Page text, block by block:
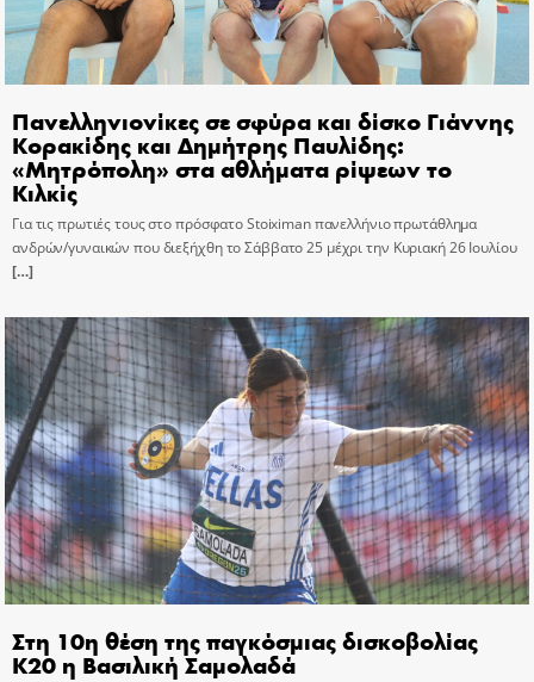
Πανελληνιονίκες σε σφύρα και δίσκο Γιάννης
Κορακίδης και Δημήτρης Παυλίδης:
«Μητρόπολη» στα αθλήματα ρίψεων το
Κιλκίς
Για τις πρωτιές τους στο πρόσφατο Stoiximan πανελλήνιο πρωτάθλημα
ανδρών/γυναικών που διεξήχθη το Σάββατο 25 μέχρι την Κυριακή 26 Ιουλίου
[…]
Στη 10η θέση της παγκόσμιας δισκοβολίας
Κ20 η Βασιλική Σαμολαδά